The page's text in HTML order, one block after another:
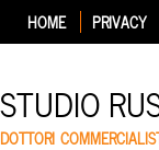
HOME PRIVACY
STUDIO
DOTTORI